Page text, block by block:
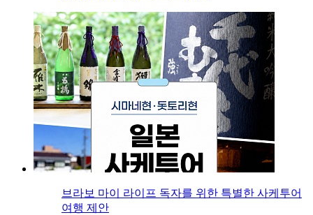
브라보 마이 라이프 독자를 위한 특별한 사케투어
여행 제안